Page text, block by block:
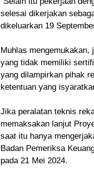
selesai dikerjakan
dikeluarkan 19
Muhlas mengemukakan,
yang tidak memiliki
yang dilampirkan pihak
ketentuan yang
Jika peralatan teknis
memaksakan lanjut
saat itu hanya
Badan Pemeriksa
pada 21 Mei 2024.